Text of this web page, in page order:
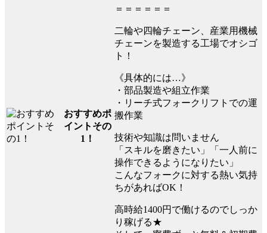
おすすめポ
イントその
1！
＝＝＝＝＝＝
二輪や四輪チェーン、産業用機械
チェーンを製造する工場でオシゴ
ト！
《具体的には…》
・部品製造や組立作業
・リーチ式フォークリフトでの運
搬作業
技術や知識は問いません
「スキルを磨きたい」「一人前に
操作できるようになりたい」
こんなフォークに対する熱い気持
ちがあればOK！
高時給1400円で働けるのでしっか
り稼げる★